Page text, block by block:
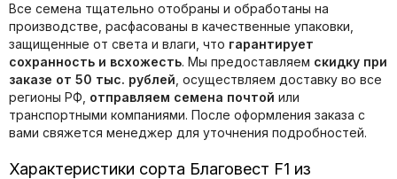
Все семена тщательно отобраны и обработаны на
производстве, расфасованы в качественные упаковки,
защищенные от света и влаги, что гарантирует
сохранность и всхожесть. Мы предоставляем скидку при
заказе от 50 тыс. рублей , осуществляем доставку во все
регионы РФ, отправляем семена почтой или
транспортными компаниями. После оформления заказа с
вами свяжется менеджер для уточнения подробностей.
Характеристики сорта Благовест F1 из